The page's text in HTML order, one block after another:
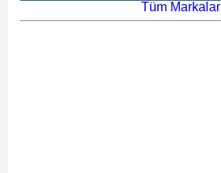
Tüm Markalar